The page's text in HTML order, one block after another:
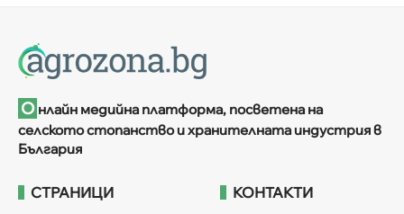
О нлайн медийна платформа, посветена на
селското стопанство и хранителната индустрия в
България
СТРАНИЦИ КОНТАКТИ